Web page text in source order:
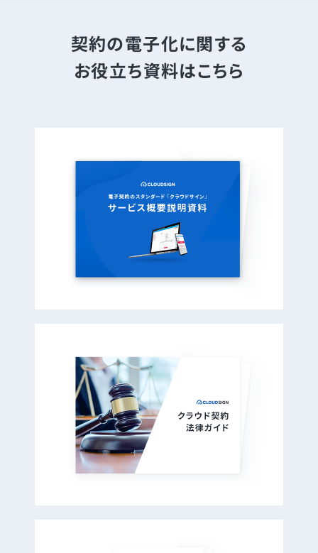
契約の電子化に関する
お役立ち資料はこちら